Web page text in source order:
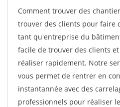
Comment trouver des
trouver des clients pour faire
tant qu'entreprise du
facile de trouver des clients
réaliser rapidement. Notre
vous permet de rentrer en
instantannée avec des
professionnels pour réaliser